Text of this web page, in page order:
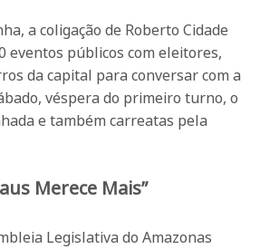
a coligação de Roberto Cidade
eventos públicos com eleitores,
da capital para conversar com a
véspera do primeiro turno, o
e também carreatas pela
Merece Mais”
Legislativa do Amazonas